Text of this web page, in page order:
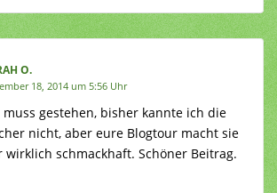
O.
18, 2014 um 5:56 Uhr
muss gestehen, bisher kannte ich die
nicht, aber eure Blogtour macht sie
wirklich schmackhaft. Schöner Beitrag.